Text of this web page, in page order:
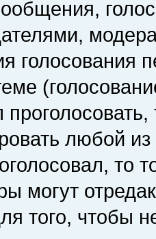
голосования
любой
то
могут
того, чтобы